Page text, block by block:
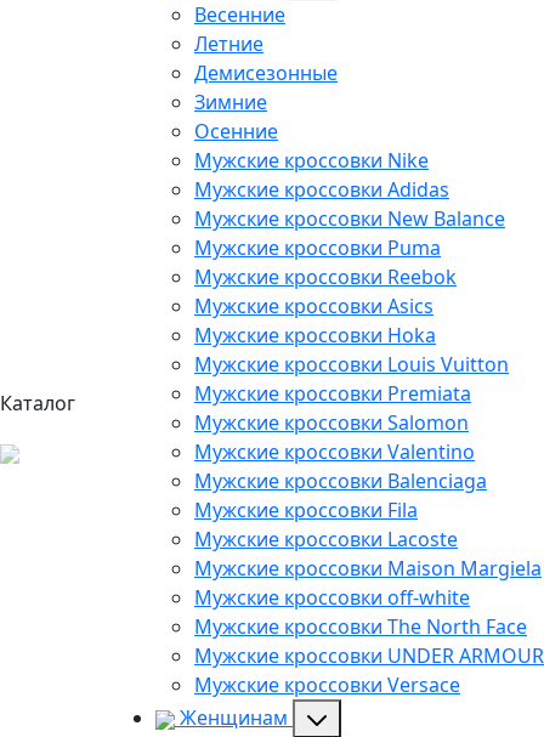
Каталог
Весенние
Летние
Демисезонные
Зимние
Осенние
Мужские кроссовки Nike
Мужские кроссовки Adidas
Мужские кроссовки New Balance
Мужские кроссовки Puma
Мужские кроссовки Reebok
Мужские кроссовки Asics
Мужские кроссовки Hoka
Мужские кроссовки Louis Vuitton
Мужские кроссовки Premiata
Мужские кроссовки Salomon
Мужские кроссовки Valentino
Мужские кроссовки Balenciaga
Мужские кроссовки Fila
Мужские кроссовки Lacoste
Мужские кроссовки Maison Margiela
Мужские кроссовки off-white
Мужские кроссовки The North Face
Мужские кроссовки UNDER ARMOUR
Мужские кроссовки Versace
Женщинам